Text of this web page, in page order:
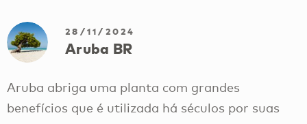
28/11/2024
Aruba BR
Aruba abriga uma planta com grandes
benefícios que é utilizada há séculos por suas